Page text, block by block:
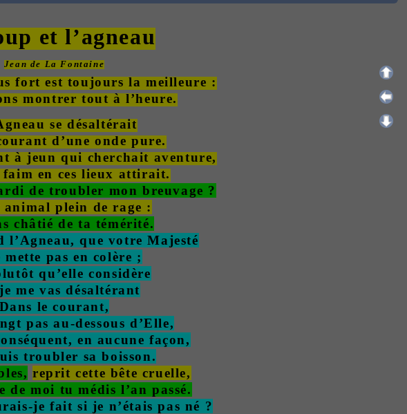
et l’agneau
Jean de La Fontaine
fort est toujours la meilleure :
montrer tout à l’heure.
se désaltérait
d’une onde pure.
à jeun qui cherchait aventure,
en ces lieux attirait.
de troubler mon breuvage ?
animal plein de rage :
châtié de ta témérité.
l’Agneau, que votre Majesté
mette pas en colère ;
qu’elle considère
me vas désaltérant
Dans le courant,
pas au-dessous d’Elle,
en aucune façon,
troubler sa boisson.
reprit cette bête cruelle,
de moi tu médis l’an passé.
je fait si je n’étais pas né ?